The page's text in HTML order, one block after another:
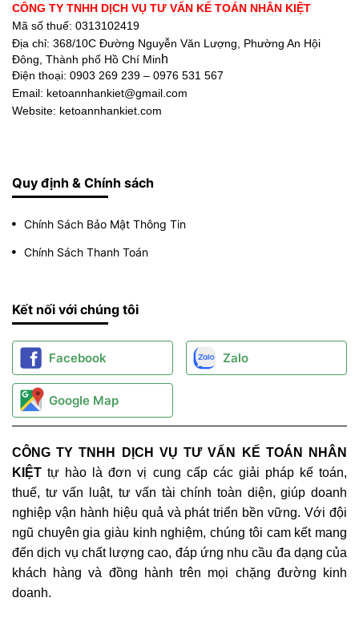
CÔNG TY TNHH DỊCH VỤ TƯ VẤN KẾ TOÁN NHÂN KIỆT
Mã số thuế: 0313102419
Địa chỉ: 368/10C Đường Nguyễn Văn Lượng, Phường An Hội
Đông, Thành phố Hồ Chí Minh
Điện thoại: 0903 269 239 – 0976 531 567
Email: ketoannhankiet@gmail.com
Website: ketoannhankiet.com
Quy định & Chính sách
Chính Sách Bảo Mật Thông Tin
Chính Sách Thanh Toán
Kết nối với chúng tôi
Facebook Zalo
Google Map
CÔNG TY TNHH DỊCH VỤ TƯ VẤN KẾ TOÁN NHÂN
KIỆT tự hào là đơn vị cung cấp các giải pháp kế toán,
thuế, tư vấn luật, tư vấn tài chính toàn diện, giúp doanh
nghiệp vận hành hiệu quả và phát triển bền vững. Với đội
ngũ chuyên gia giàu kinh nghiệm, chúng tôi cam kết mang
đến dịch vụ chất lượng cao, đáp ứng nhu cầu đa dạng của
khách hàng và đồng hành trên mọi chặng đường kinh
doanh.